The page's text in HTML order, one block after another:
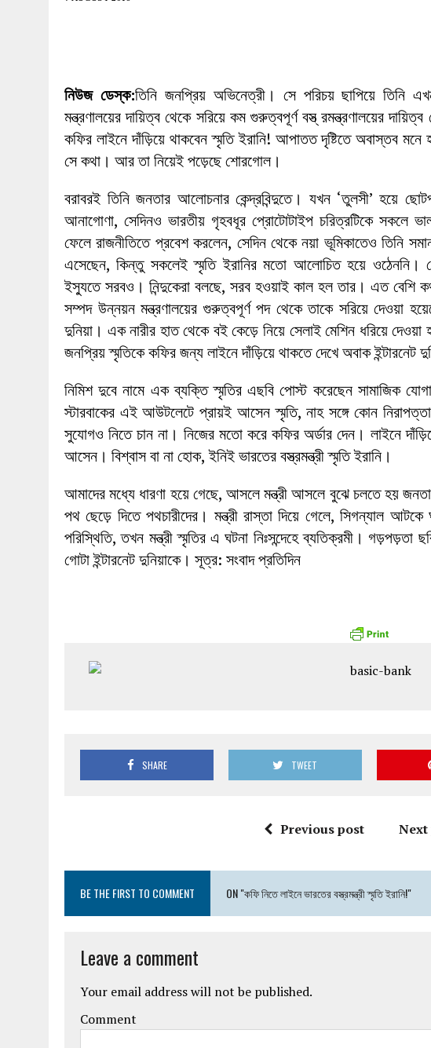
নিউজ ডেস্ক:তিনি জনপ্রিয় অভিনেত্রী। সে পরিচয় ছাপিয়ে তিনি
মন্ত্রণালয়ের দায়িত্ব থেকে সরিয়ে কম গুরুত্বপূর্ণ বস্ত্ রমন্ত্রণালয়ের
কফির লাইনে দাঁড়িয়ে থাকবেন স্মৃতি ইরানি! আপাতত দৃষ্টিতে অবাস্তব
সে কথা। আর তা নিয়েই পড়েছে শোরগোল।
বরাবরই তিনি জনতার আলোচনার কেন্দ্রবিন্দুতে। যখন ‘তুলসী’ হয়ে
আনাগোণা, সেদিনও ভারতীয় গৃহবধূর প্রোটোটাইপ চরিত্রটিকে সকলে
ফেলে রাজনীতিতে প্রবেশ করলেন, সেদিন থেকে নয়া ভূমিকাতেও তিনি
এসেছেন, কিন্তু সকলেই স্মৃতি ইরানির মতো আলোচিত হয়ে ওঠেননি।
ইস্যুতে সরবও। নিন্দুকেরা বলছে, সরব হওয়াই কাল হল তার। এত বেশি
সম্পদ উন্নয়ন মন্ত্রণালয়ের গুরুত্বপূর্ণ পদ থেকে তাকে সরিয়ে দেওয়া
দুনিয়া। এক নারীর হাত থেকে বই কেড়ে নিয়ে সেলাই মেশিন ধরিয়ে
জনপ্রিয় স্মৃতিকে কফির জন্য লাইনে দাঁড়িয়ে থাকতে দেখে অবাক ইন্টারনেট
নিমিশ দুবে নামে এক ব্যক্তি স্মৃতির এছবি পোস্ট করেছেন সামাজিক
স্টারবাকের এই আউটলেটে প্রায়ই আসেন স্মৃতি, নাহ সঙ্গে কোন
সুযোগও নিতে চান না। নিজের মতো করে কফির অর্ডার দেন। লাইনে
আসেন। বিশ্বাস বা না হোক, ইনিই ভারতের বস্ত্রমন্ত্রী স্মৃতি ইরানি।
আমাদের মধ্যে ধারণা হয়ে গেছে, আসলে মন্ত্রী আসলে বুঝে চলতে হয়
পথ ছেড়ে দিতে পথচারীদের। মন্ত্রী রাস্তা দিয়ে গেলে, সিগন্যাল
পরিস্থিতি, তখন মন্ত্রী স্মৃতির এ ঘটনা নিঃসন্দেহে ব্যতিক্রমী। গড়পড়তা
গোটা ইন্টারনেট দুনিয়াকে। সূত্র: সংবাদ প্রতিদিন
SHARE TWEET
Previous post
BE THE FIRST TO COMMENT ON "কফি নিতে লাইনে ভারতের বস্ত্রমন্ত্রী স্মৃতি ইরানি!"
Leave a comment
Your email address will not be published.
Comment